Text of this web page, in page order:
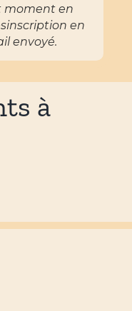
moment en
en
envoyé.
à